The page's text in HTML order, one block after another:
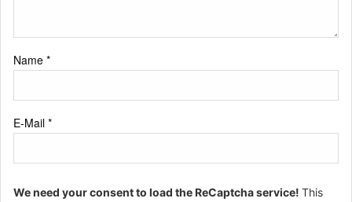
Name *
E-Mail *
We need your consent to load the ReCaptcha service! This